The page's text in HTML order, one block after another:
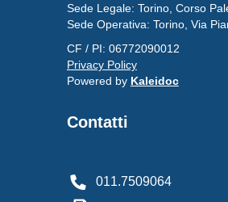
Sede Legale: Torino, Corso
Sede Operativa: Torino, Via
CF / PI: 06772090012
Privacy Policy
Powered by Kaleidoc
Contatti
011.7509064